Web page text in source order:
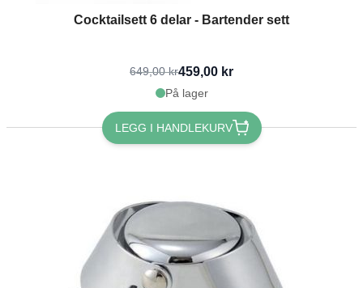
Cocktailsett 6 delar - Bartender sett
649,00 kr459,00 kr
På lager
LEGG I HANDLEKURV